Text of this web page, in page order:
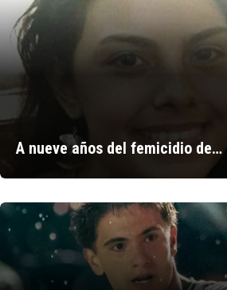
A nueve años del femicidio de…